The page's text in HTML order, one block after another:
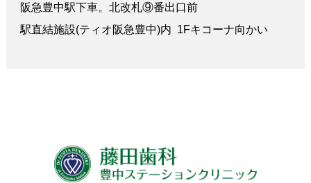
阪急豊中駅下車。北改札⑨番出口前
駅直結施設(ティオ阪急豊中)内 1Fキコーナ向かい